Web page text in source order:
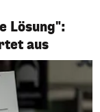
Lösung":
aus